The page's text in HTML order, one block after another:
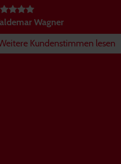
Wagner
Kundenstimmen lesen